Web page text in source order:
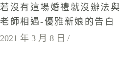
若沒有這場婚禮就沒辦法與
老師相遇-優雅新娘的告白
2021 年 3 月 8 日